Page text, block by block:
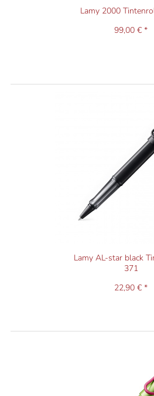
Lamy 2000
99,00 € *
Lamy AL-star black
371
22,90 € *